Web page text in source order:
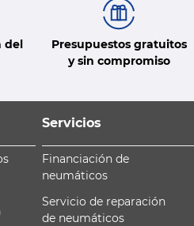
del
Presupuestos gratuitos
y sin compromiso
Servicios
Financiación de
neumáticos
Servicio de reparación
de neumáticos